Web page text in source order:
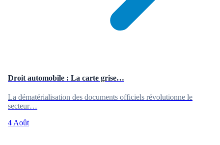
Droit automobile : La carte grise…
La dématérialisation des documents officiels révolutionne le
secteur…
4 Août